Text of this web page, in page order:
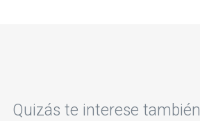
Quizás te interese también